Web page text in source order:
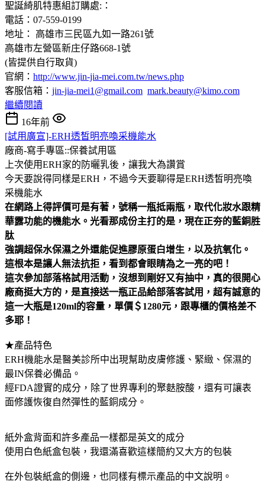
聖誕綺肌特惠組訂購處:：
電話：07-559-0199
地址： 高雄市三民區九如一路261號
高雄市左營區新庄仔路668-1號
(皆提供自行取貨)
官網： http://www.jin-jia-mei.com.tw/news.php
客服信箱： jin-jia-mei1@gmail.com mark.beauty@kimo.com
繼續閱讀
16年前
[試用廣宣]-ERH透皙明亮喚采機能水
廠商-寫手專區::保養試用區
上次使用ERH家的防曬乳後，讓我大為讚賞
今天要說得同樣是ERH，不過今天要聊得是ERH透皙明亮喚
采機能水
在網路上得評價可是有著，號稱一瓶抵兩瓶，取代化妝水跟精
華露功能的機能水。 光看那成份主打的是，現在正夯的藍銅胜
肽
強調超保水保濕之外還能促進膠原蛋白增生，以及抗氧化。
這根本是讓人無法抗拒，看到都會眼睛為之一亮的吧！
這次參加部落格試用活動，沒想到剛好又有抽中，真的很開心
廠商挺大方的，是直接送一瓶正品給部落客試用，超有誠意的
這一大瓶是120ml的容量，單價＄1280元，跟專櫃的價格差不
多耶！
★產品特色
ERH機能水是醫美診所中出現幫助皮膚修護、緊緻、保濕的
最IN保養必備品。
經FDA證實的成分，除了世界專利的聚麩胺酸，還有可讓表
面修護恢復自然彈性的藍銅成分。
紙外盒背面和許多產品一樣都是英文的成分
使用白色紙盒包裝，我還滿喜歡這樣簡約又大方的包裝
在外包裝紙盒的側邊，也同樣有標示產品的中文說明。